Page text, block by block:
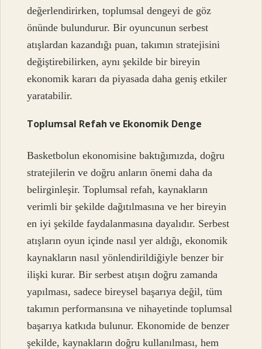
değerlendirirken, toplumsal dengeyi de göz
önünde bulundurur. Bir oyuncunun serbest
atışlardan kazandığı puan, takımın stratejisini
değiştirebilirken, aynı şekilde bir bireyin
ekonomik kararı da piyasada daha geniş etkiler
yaratabilir.
Toplumsal Refah ve Ekonomik Denge
Basketbolun ekonomisine baktığımızda, doğru
stratejilerin ve doğru anların önemi daha da
belirginleşir. Toplumsal refah, kaynakların
verimli bir şekilde dağıtılmasına ve her bireyin
en iyi şekilde faydalanmasına dayalıdır. Serbest
atışların oyun içinde nasıl yer aldığı, ekonomik
kaynakların nasıl yönlendirildiğiyle benzer bir
ilişki kurar. Bir serbest atışın doğru zamanda
yapılması, sadece bireysel başarıya değil, tüm
takımın performansına ve nihayetinde toplumsal
başarıya katkıda bulunur. Ekonomide de benzer
şekilde, kaynakların doğru kullanılması, hem